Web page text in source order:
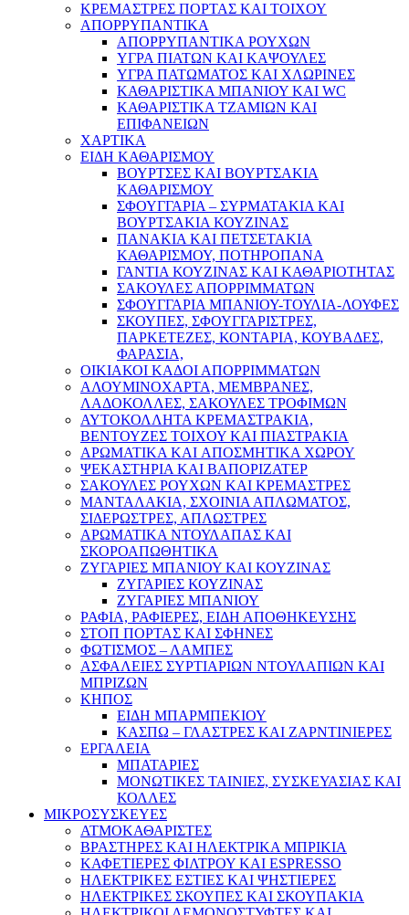
ΚΡΕΜΑΣΤΡΕΣ ΠΟΡΤΑΣ ΚΑΙ ΤΟΙΧΟΥ
ΑΠΟΡΡΥΠΑΝΤΙΚΑ
ΑΠΟΡΡΥΠΑΝΤΙΚΑ ΡΟΥΧΩΝ
ΥΓΡΑ ΠΙΑΤΩΝ ΚΑΙ ΚΑΨΟΥΛΕΣ
ΥΓΡΑ ΠΑΤΩΜΑΤΟΣ ΚΑΙ ΧΛΩΡΙΝΕΣ
ΚΑΘΑΡΙΣΤΙΚΑ ΜΠΑΝΙΟΥ ΚΑΙ WC
ΚΑΘΑΡΙΣΤΙΚΑ ΤΖΑΜΙΩΝ ΚΑΙ
ΕΠΙΦΑΝΕΙΩΝ
ΧΑΡΤΙΚΑ
ΕΙΔΗ ΚΑΘΑΡΙΣΜΟΥ
ΒΟΥΡΤΣΕΣ ΚΑΙ ΒΟΥΡΤΣΑΚΙΑ
ΚΑΘΑΡΙΣΜΟΥ
ΣΦΟΥΓΓΑΡΙΑ – ΣΥΡΜΑΤΑΚΙΑ ΚΑΙ
ΒΟΥΡΤΣΑΚΙΑ ΚΟΥΖΙΝΑΣ
ΠΑΝΑΚΙΑ ΚΑΙ ΠΕΤΣΕΤΑΚΙΑ
ΚΑΘΑΡΙΣΜΟΥ, ΠΟΤΗΡΟΠΑΝΑ
ΓΑΝΤΙΑ ΚΟΥΖΙΝΑΣ ΚΑΙ ΚΑΘΑΡΙΟΤΗΤΑΣ
ΣΑΚΟΥΛΕΣ ΑΠΟΡΡΙΜΜΑΤΩΝ
ΣΦΟΥΓΓΑΡΙΑ ΜΠΑΝΙΟΥ-ΤΟΥΛΙΑ-ΛΟΥΦΕΣ
ΣΚΟΥΠΕΣ, ΣΦΟΥΓΓΑΡΙΣΤΡΕΣ,
ΠΑΡΚΕΤΕΖΕΣ, ΚΟΝΤΑΡΙΑ, ΚΟΥΒΑΔΕΣ,
ΦΑΡΑΣΙΑ,
ΟΙΚΙΑΚΟΙ ΚΑΔΟΙ ΑΠΟΡΡΙΜΜΑΤΩΝ
ΑΛΟΥΜΙΝΟΧΑΡΤΑ, ΜΕΜΒΡΑΝΕΣ,
ΛΑΔΟΚΟΛΛΕΣ, ΣΑΚΟΥΛΕΣ ΤΡΟΦΙΜΩΝ
ΑΥΤΟΚΟΛΛΗΤΑ ΚΡΕΜΑΣΤΡΑΚΙΑ,
ΒΕΝΤΟΥΖΕΣ ΤΟΙΧΟΥ ΚΑΙ ΠΙΑΣΤΡΑΚΙΑ
ΑΡΩΜΑΤΙΚΑ KAI ΑΠΟΣΜΗΤΙΚΑ ΧΩΡΟΥ
ΨΕΚΑΣΤΗΡΙΑ ΚΑΙ ΒΑΠΟΡΙΖΑΤΕΡ
ΣΑΚΟΥΛΕΣ ΡΟΥΧΩΝ ΚΑΙ ΚΡΕΜΑΣΤΡΕΣ
ΜΑΝΤΑΛΑΚΙΑ, ΣΧΟΙΝΙΑ ΑΠΛΩΜΑΤΟΣ,
ΣΙΔΕΡΩΣΤΡΕΣ, ΑΠΛΩΣΤΡΕΣ
ΑΡΩΜΑΤΙΚΑ ΝΤΟΥΛΑΠΑΣ ΚΑΙ
ΣΚΟΡΟΑΠΩΘΗΤΙΚΑ
ΖΥΓΑΡΙΕΣ ΜΠΑΝΙΟΥ ΚΑΙ ΚΟΥΖΙΝΑΣ
ΖΥΓΑΡΙΕΣ ΚΟΥΖΙΝΑΣ
ΖΥΓΑΡΙΕΣ ΜΠΑΝΙΟΥ
ΡΑΦΙΑ, ΡΑΦΙΕΡΕΣ, ΕΙΔΗ ΑΠΟΘΗΚΕΥΣΗΣ
ΣΤΟΠ ΠΟΡΤΑΣ ΚΑΙ ΣΦΗΝΕΣ
ΦΩΤΙΣΜΟΣ – ΛΑΜΠΕΣ
ΑΣΦΑΛΕΙΕΣ ΣΥΡΤΙΑΡΙΩΝ ΝΤΟΥΛΑΠΙΩΝ ΚΑΙ
ΜΠΡΙΖΩΝ
ΚΗΠΟΣ
ΕΙΔΗ ΜΠΑΡΜΠΕΚΙΟΥ
ΚΑΣΠΩ – ΓΛΑΣΤΡΕΣ ΚΑΙ ΖΑΡΝΤΙΝΙΕΡΕΣ
ΕΡΓΑΛΕΙΑ
ΜΠΑΤΑΡΙΕΣ
ΜΟΝΩΤΙΚΕΣ ΤΑΙΝΙΕΣ, ΣΥΣΚΕΥΑΣΙΑΣ ΚΑΙ
ΚΟΛΛΕΣ
ΜΙΚΡΟΣΥΣΚΕΥΕΣ
ΑΤΜΟΚΑΘΑΡΙΣΤΕΣ
ΒΡΑΣΤΗΡΕΣ ΚΑΙ ΗΛΕΚΤΡΙΚΑ ΜΠΡΙΚΙΑ
ΚΑΦΕΤΙΕΡΕΣ ΦΙΛΤΡΟΥ ΚΑΙ ESPRESSO
ΗΛΕΚΤΡΙΚΕΣ ΕΣΤΙΕΣ ΚΑΙ ΨΗΣΤΙΕΡΕΣ
ΗΛΕΚΤΡΙΚΕΣ ΣΚΟΥΠΕΣ ΚΑΙ ΣΚΟΥΠΑΚΙΑ